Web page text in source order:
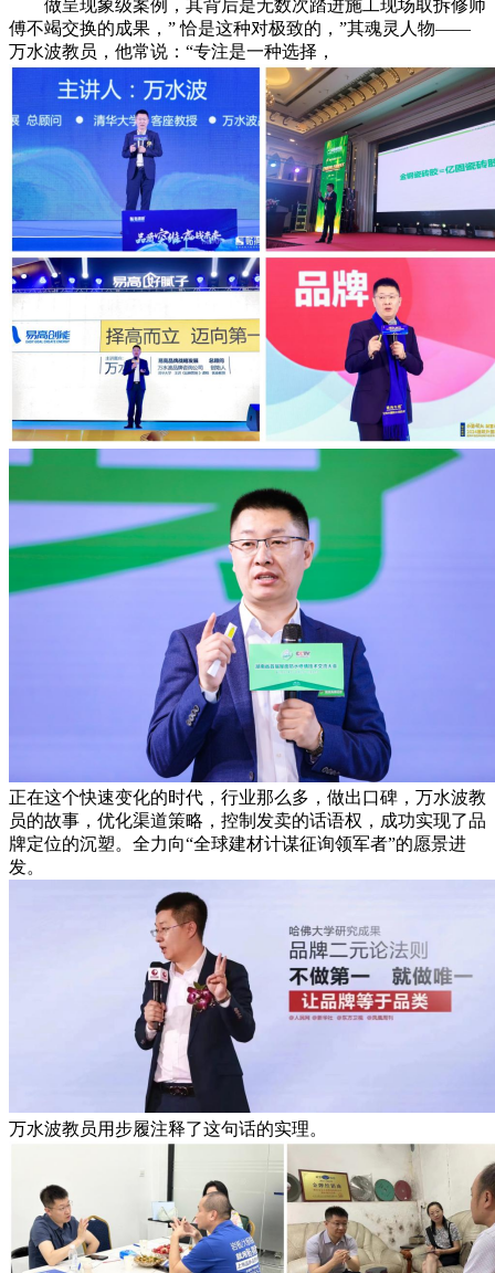
做呈现象级案例，其背后是无数次踏进施工现场取拆修师
傅不竭交换的成果，” 恰是这种对极致的，”其魂灵人物——
万水波教员，他常说：“专注是一种选择，
正在这个快速变化的时代，行业那么多，做出口碑，万水波教
员的故事，优化渠道策略，控制发卖的话语权，成功实现了品
牌定位的沉塑。全力向“全球建材计谋征询领军者”的愿景进
发。
万水波教员用步履注释了这句话的实理。